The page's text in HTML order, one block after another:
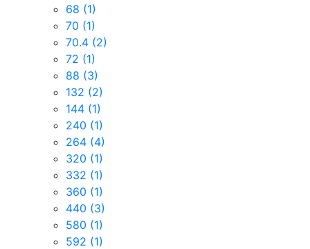
68 (1)
70 (1)
70.4 (2)
72 (1)
88 (3)
132 (2)
144 (1)
240 (1)
264 (4)
320 (1)
332 (1)
360 (1)
440 (3)
580 (1)
592 (1)